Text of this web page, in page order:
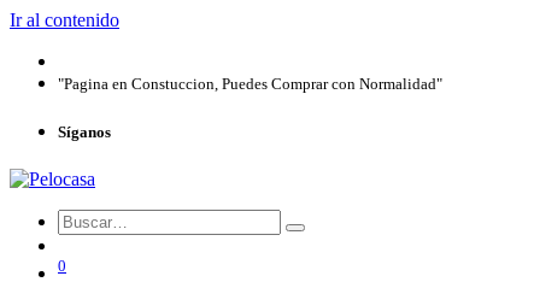
Ir al contenido
"Pagina en Constuccion, Puedes Comprar con Normalidad"
Síganos
0